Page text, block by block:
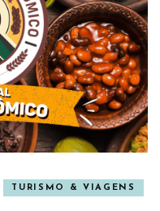
TURISMO & VIAGENS